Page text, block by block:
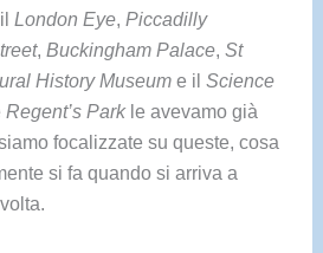
London Eye, Piccadilly
, Buckingham Palace, St
History Museume il Science
Regent’s Parkle avevamo già
focalizzate su queste, cosa
si fa quando si arriva a